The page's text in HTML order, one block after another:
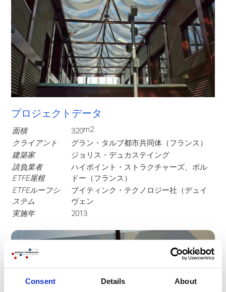
Consent Details About
プロジェクトデータ
面積 320m2
クライアント
グラン・タルブ都市共同体（フランス）
建築家
ジョリス・デュカステイング
請負業者
ETFE屋根
ハイポイント・ストラクチャーズ、ボル
ドー（フランス）
ETFEルーフシ
ステム
ブイティンク・テクノロジー社（デュイ
ヴェン
実施年
2013